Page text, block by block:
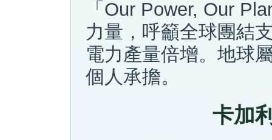
「Our Power, Our
力量，呼籲全球團結
電力產量倍增。地球
個人承擔。
卡加